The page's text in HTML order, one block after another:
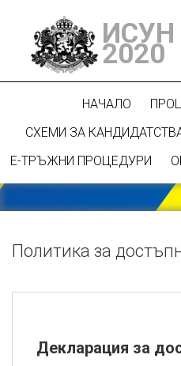
ИСУН
2020
НАЧАЛО
СХЕМИ ЗА
Е-ТРЪЖНИ ПРОЦЕДУРИ
Политика за
Декларация за